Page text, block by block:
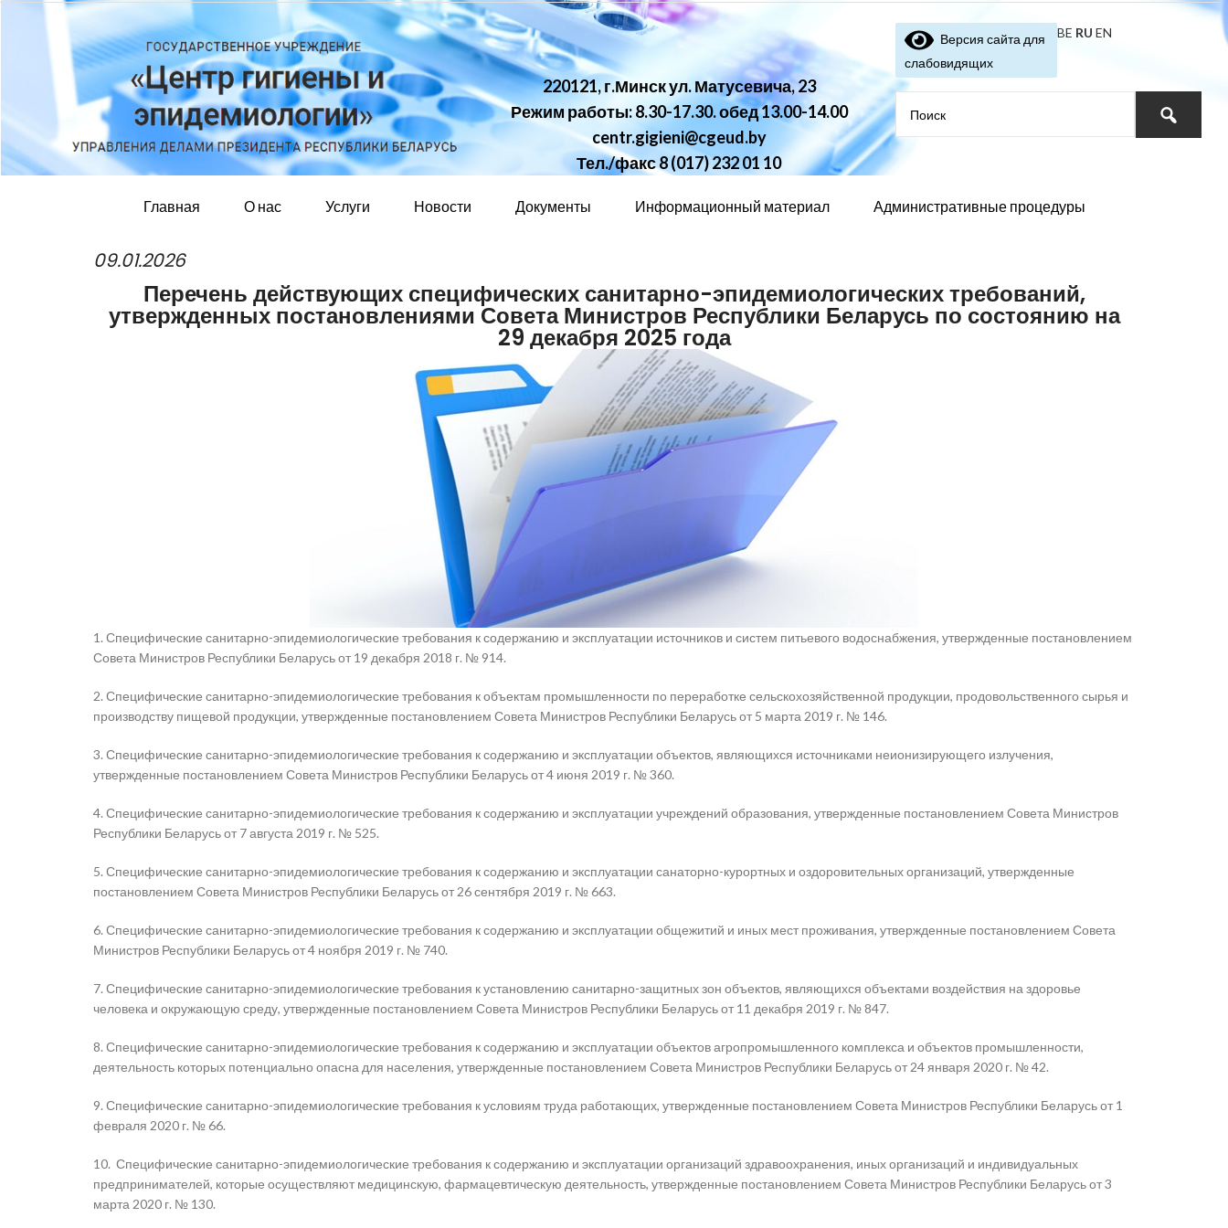
220121, г.Минск ул. Матусевича, 23
Режим работы: 8.30-17.30. обед 13.00-14.00
centr.gigieni@cgeud.by
Тел./факс 8 (017) 232 01 10
Версия сайта для
слабовидящих
BE RU EN
Главная О нас Услуги Новости Документы Информационный материал Административные процедуры
09.01.2026
Перечень действующих специфических санитарно-эпидемиологических требований,
утвержденных постановлениями Совета Министров Республики Беларусь по состоянию на
29 декабря 2025 года
1. Специфические санитарно-эпидемиологические требования к содержанию и эксплуатации источников и систем питьевого водоснабжения, утвержденные постановлением
Совета Министров Республики Беларусьот 19 декабря 2018 г. № 914.
2. Специфические санитарно-эпидемиологические требования к объектам промышленности по переработке сельскохозяйственной продукции, продовольственного сырья и
производству пищевой продукции, утвержденные постановлением Совета Министров Республики Беларусьот 5 марта 2019 г. № 146.
3. Специфические санитарно-эпидемиологические требования к содержанию и эксплуатации объектов, являющихся источниками неионизирующего излучения,
утвержденные постановлением Совета Министров Республики Беларусь от 4 июня 2019 г. № 360.
4. Специфические санитарно-эпидемиологические требования к содержанию и эксплуатации учреждений образования, утвержденные постановлением Совета Министров
Республики Беларусь от 7 августа 2019 г. № 525.
5. Специфические санитарно-эпидемиологические требования к содержанию и эксплуатации санаторно-курортных и оздоровительных организаций, утвержденные
постановлением Совета Министров Республики Беларусь от 26 сентября 2019 г. № 663.
6. Специфические санитарно-эпидемиологические требования к содержанию и эксплуатации общежитий и иных мест проживания, утвержденные постановлением Совета
Министров Республики Беларусь от 4 ноября 2019 г. № 740.
7. Специфические санитарно-эпидемиологические требования к установлению санитарно-защитных зон объектов, являющихся объектами воздействия на здоровье
человека и окружающую среду, утвержденные постановлением Совета Министров Республики Беларусь от 11 декабря 2019 г. № 847.
8. Специфические санитарно-эпидемиологические требования к содержанию и эксплуатации объектов агропромышленного комплекса и объектов промышленности,
деятельность которых потенциально опасна для населения, утвержденные постановлением Совета Министров Республики Беларусь от 24 января 2020 г. № 42.
9. Специфические санитарно-эпидемиологические требования к условиям труда работающих, утвержденные постановлением Совета Министров Республики Беларусь от 1
февраля 2020 г. № 66.
10. Специфические санитарно-эпидемиологические требования к содержанию и эксплуатации организаций здравоохранения, иных организаций и индивидуальных
предпринимателей, которые осуществляют медицинскую, фармацевтическую деятельность, утвержденные постановлением Совета Министров Республики Беларусь от 3
марта 2020 г. № 130.